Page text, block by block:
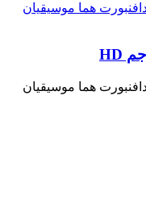
هما موسيقيان
هما موسيقيان